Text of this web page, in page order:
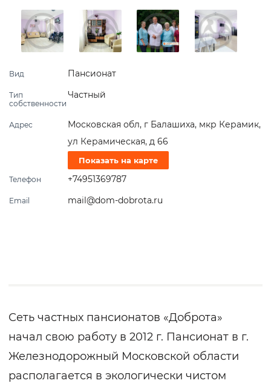
Вид Пансионат
Тип
собственности
Частный
Адрес
Московская обл, г Балашиха, мкр Керамик,
ул Керамическая, д 66
Показать на карте
Телефон +74951369787
Email mail@dom-dobrota.ru
Сеть частных пансионатов «Доброта»
начал свою работу в 2012 г. Пансионат в г.
Железнодорожный Московской области
располагается в экологически чистом